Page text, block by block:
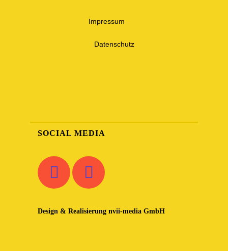
Impressum
Datenschutz
SOCIAL MEDIA
Design & Realisierung nvii-media GmbH